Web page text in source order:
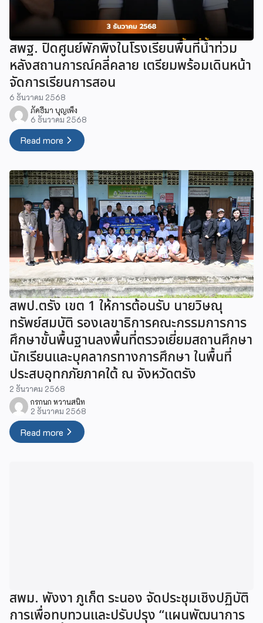
สพฐ. ปิดศูนย์พักพิงในโรงเรียนพื้นที่น้ำท่วม
หลังสถานการณ์คลี่คลาย เตรียมพร้อมเดินหน้า
จัดการเรียนการสอน
6 ธันวาคม 2568
ภัคธีมา บุญเพ็ง
6 ธันวาคม 2568
Read more
สพป.ตรัง เขต 1 ให้การต้อนรับ นายวิษณุ
ทรัพย์สมบัติ รองเลขาธิการคณะกรรมการการ
ศึกษาขั้นพื้นฐานลงพื้นที่ตรวจเยี่ยมสถานศึกษา
นักเรียนและบุคลากรทางการศึกษา ในพื้นที่
ประสบอุทกภัยภาคใต้ ณ จังหวัดตรัง
2 ธันวาคม 2568
กรกนก หวานสนิท
2 ธันวาคม 2568
Read more
สพม. พังงา ภูเก็ต ระนอง จัดประชุมเชิงปฏิบัติ
การเพื่อทบทวนและปรับปรุง “แผนพัฒนาการ